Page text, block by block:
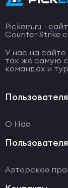
Pickem.ru -
Counter-Strike
У нас на сайте
так же самую
командах и
О Нас
Авторское